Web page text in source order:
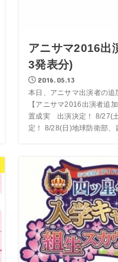
アニサマ2016出
3発表分)
2016.05.13
本日、アニサマ出演者の追
【アニサマ2016出演者追
置成実 出演決定！ 8/27(
定！ 8/28(日)地球防衛部、